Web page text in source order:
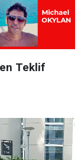
Teklif